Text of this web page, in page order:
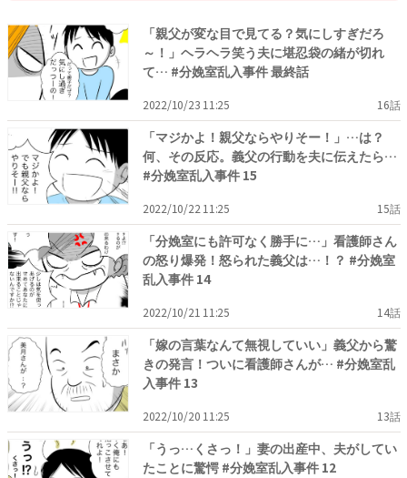
「親父が変な目で見てる？気にしすぎだろ
～！」ヘラヘラ笑う夫に堪忍袋の緒が切れ
て… #分娩室乱入事件 最終話
2022/10/23 11:25 16話
「マジかよ！親父ならやりそー！」…は？
何、その反応。義父の行動を夫に伝えたら…
#分娩室乱入事件 15
2022/10/22 11:25 15話
「分娩室にも許可なく勝手に…」看護師さん
の怒り爆発！怒られた義父は…！？ #分娩室
乱入事件 14
2022/10/21 11:25 14話
「嫁の言葉なんて無視していい」義父から驚
きの発言！ついに看護師さんが… #分娩室乱
入事件 13
2022/10/20 11:25 13話
「うっ…くさっ！」妻の出産中、夫がしてい
たことに驚愕 #分娩室乱入事件 12